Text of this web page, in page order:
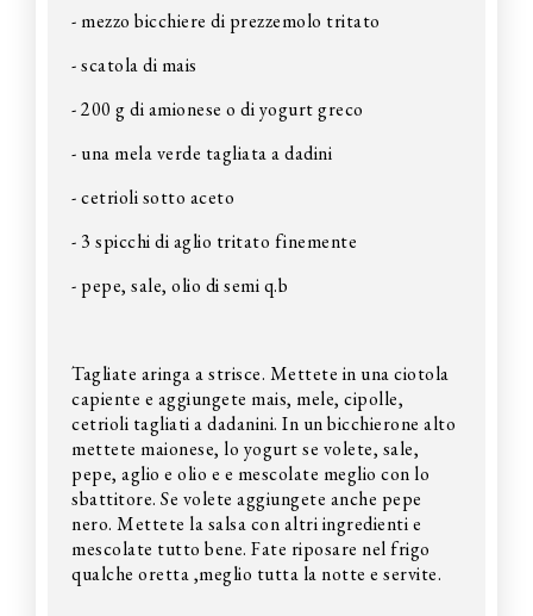
- mezzo bicchiere di prezzemolo tritato
- scatola di mais
- 200 g di amionese o di yogurt greco
- una mela verde tagliata a dadini
- cetrioli sotto aceto
- 3 spicchi di aglio tritato finemente
- pepe, sale, olio di semi q.b
Tagliate aringa a strisce. Mettete in una ciotola
capiente e aggiungete mais, mele, cipolle,
cetrioli tagliati a dadanini. In un bicchierone alto
mettete maionese, lo yogurt se volete, sale,
pepe, aglio e olio e e mescolate meglio con lo
sbattitore. Se volete aggiungete anche pepe
nero. Mettete la salsa con altri ingredienti e
mescolate tutto bene. Fate riposare nel frigo
qualche oretta ,meglio tutta la notte e servite.